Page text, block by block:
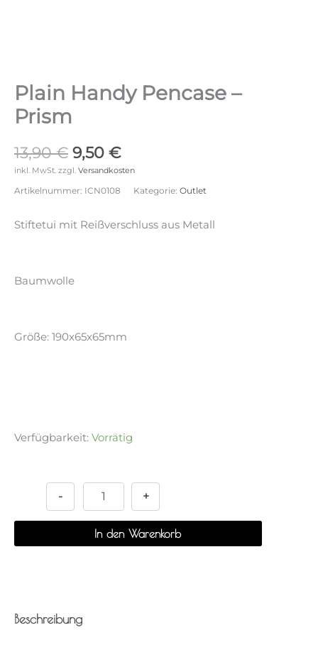
Plain Handy Pencase –
Prism
13,90€ Ursprünglicher
Preis
13,90 €
9,50 €Aktueller
Preis
9,50 €.
inkl. MwSt. zzgl. Versandkosten
Artikelnummer: ICN0108 Kategorie: Outlet
Stiftetui mit Reißverschluss aus Metall
Baumwolle
Größe: 190x65x65mm
Verfügbarkeit: Vorrätig
-
Prism
+
In den Warenkorb
Beschreibung